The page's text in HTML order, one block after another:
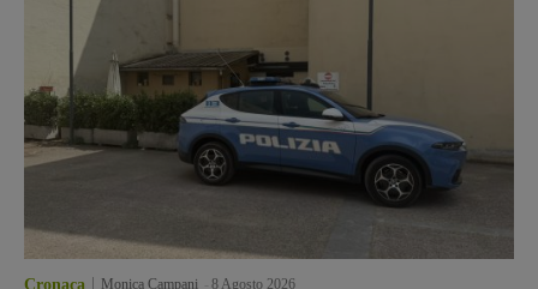
Cronaca Monica Campani 8 Agosto 2026